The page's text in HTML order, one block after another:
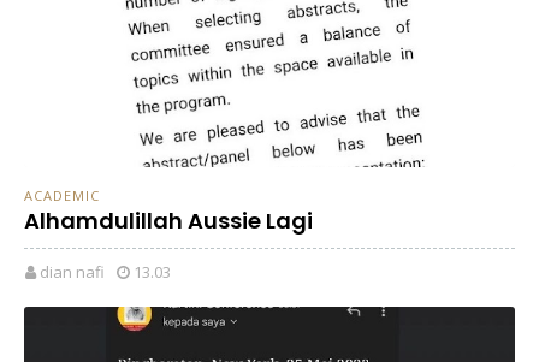
ACADEMIC
Alhamdulillah Aussie Lagi
dian nafi 13.03